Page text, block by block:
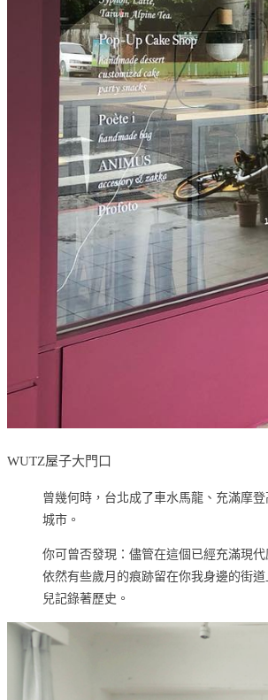
搜尋內容
WUTZ屋子大門口
曾幾何時，台北成了車水馬龍、充滿摩
城市。
你可曾否發現：儘管在這個已經充滿現
依然有些歲月的痕跡留在你我身邊的街
兒記錄著歷史。